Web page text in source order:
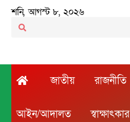
শনি, আগস্ট ৮, ২০২৬
জাতীয় রাজনীতি
আইন/আদালত স্বাক্ষাৎকার